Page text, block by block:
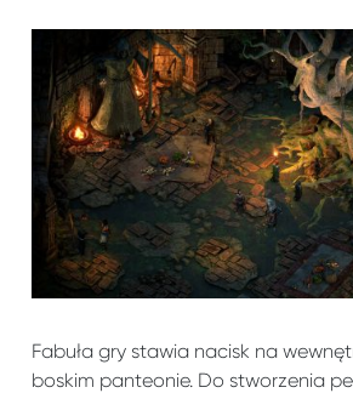
Fabuła gry stawia nacisk na
boskim panteonie. Do stworzenia